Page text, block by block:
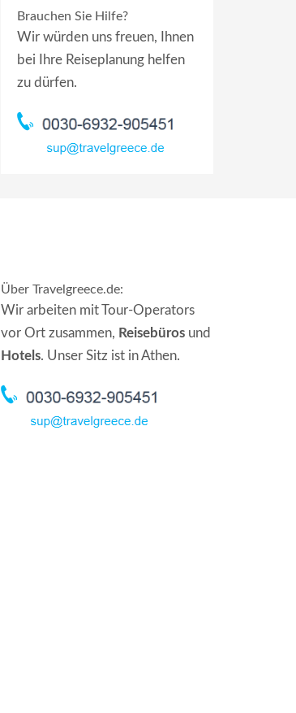
Brauchen Sie Hilfe?
Wir würden uns freuen, Ihnen
bei Ihre Reiseplanung helfen
zu dürfen.
Über Travelgreece.de:
Wir arbeiten mit Tour-Operators
vor Ort zusammen, Reisebürosund
Hotels. Unser Sitz ist in Athen.